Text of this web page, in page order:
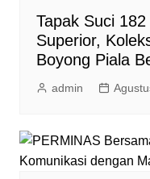
Tapak Suci
Superior,
Boyong Piala
admin